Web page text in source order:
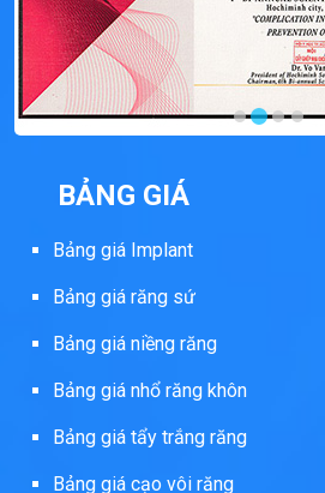
BẢNG GIÁ
Bảng giá Implant
Bảng giá răng sứ
Bảng giá niềng răng
Bảng giá nhổ răng khôn
Bảng giá tẩy trắng răng
Bảng giá cạo vôi răng